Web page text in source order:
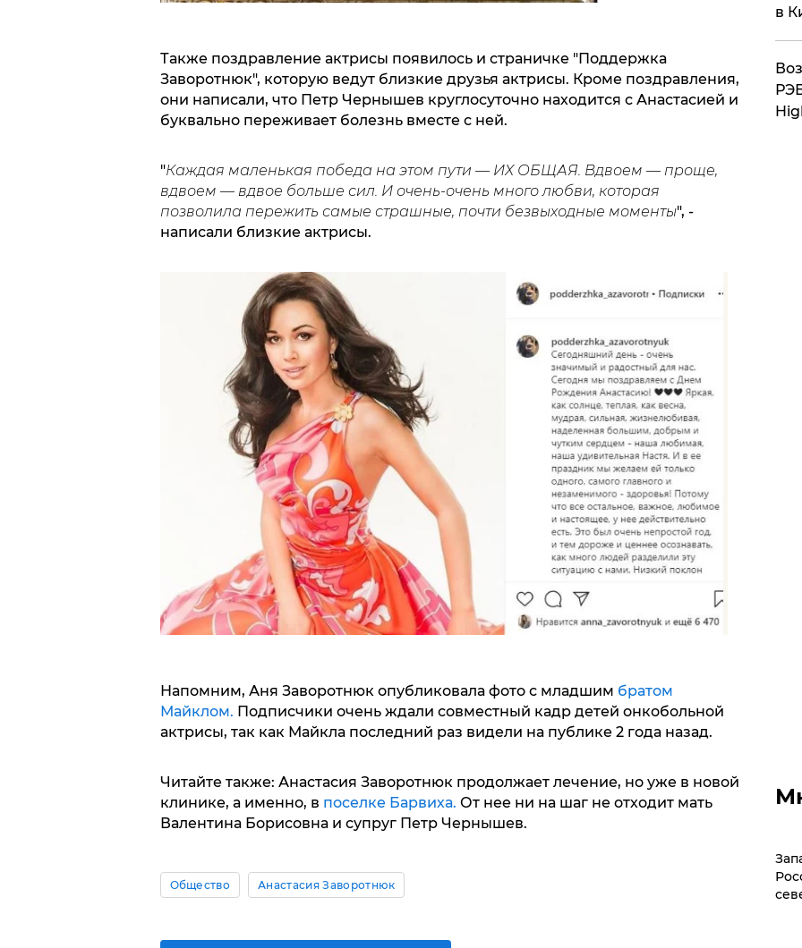
Также поздравление актрисы появилось и страничке "Поддержка
Заворотнюк", которую ведут близкие друзья актрисы. Кроме поздравления,
они написали, что Петр Чернышев круглосуточно находится с Анастасией и
буквально переживает болезнь вместе с ней.
"Каждая маленькая победа на этом пути — ИХ ОБЩАЯ. Вдвоем — проще,
вдвоем — вдвое больше сил. И очень-очень много любви, которая
позволила пережить самые страшные, почти безвыходные моменты", -
написали близкие актрисы.
Напомним, Аня Заворотнюк опубликовала фото с младшим братом
Майклом. Подписчики очень ждали совместный кадр детей онкобольной
актрисы, так как Майкла последний раз видели на публике 2 года назад.
Читайте также: Анастасия Заворотнюк продолжает лечение, но уже в новой
клинике, а именно, в поселке Барвиха. От нее ни на шаг не отходит мать
Валентина Борисовна и супруг Петр Чернышев.
Общество Анастасия Заворотнюк
в